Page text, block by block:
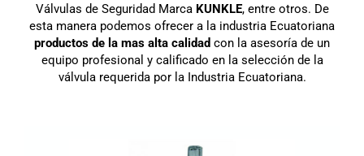
Válvulas de Seguridad Marca KUNKLE, entre otros. De
esta manera podemos ofrecer a la industria Ecuatoriana
productos de la mas alta calidad con la asesoría de un
equipo profesional y calificado en la selección de la
válvula requerida por la Industria Ecuatoriana.